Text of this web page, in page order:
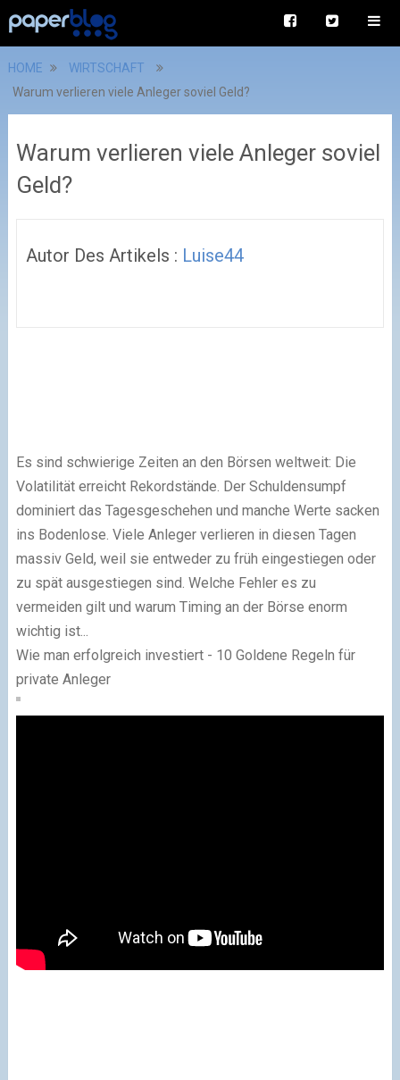
HOME
WIRTSCHAFT
Warum verlieren viele Anleger soviel Geld?
Warum verlieren viele Anleger soviel
Geld?
Autor Des Artikels : Luise44
Es sind schwierige Zeiten an den Börsen weltweit: Die
Volatilität erreicht Rekordstände. Der Schuldensumpf
dominiert das Tagesgeschehen und manche Werte sacken
ins Bodenlose. Viele Anleger verlieren in diesen Tagen
massiv Geld, weil sie entweder zu früh eingestiegen oder
zu spät ausgestiegen sind. Welche Fehler es zu
vermeiden gilt und warum Timing an der Börse enorm
wichtig ist...
Wie man erfolgreich investiert - 10 Goldene Regeln für
private Anleger